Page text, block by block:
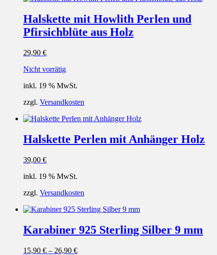
Halskette mit Howlith Perlen und
Pfirsichblüte aus Holz
29,90 €
Nicht vorrätig
inkl. 19 % MwSt.
zzgl. Versandkosten
Halskette Perlen mit Anhänger Holz
39,00 €
inkl. 19 % MwSt.
zzgl. Versandkosten
Karabiner 925 Sterling Silber 9 mm
15,90 € – 26,90 €